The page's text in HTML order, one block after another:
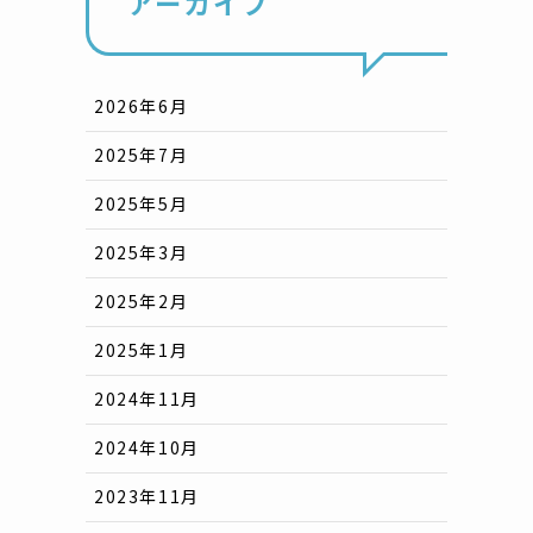
2026年6月
2025年7月
2025年5月
2025年3月
2025年2月
2025年1月
2024年11月
2024年10月
2023年11月